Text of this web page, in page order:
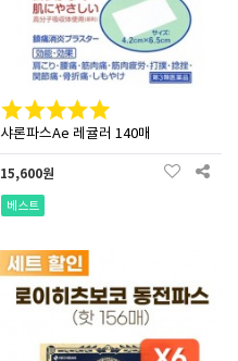
샤론파스Ae 레귤러 140매
15,600원
베스트